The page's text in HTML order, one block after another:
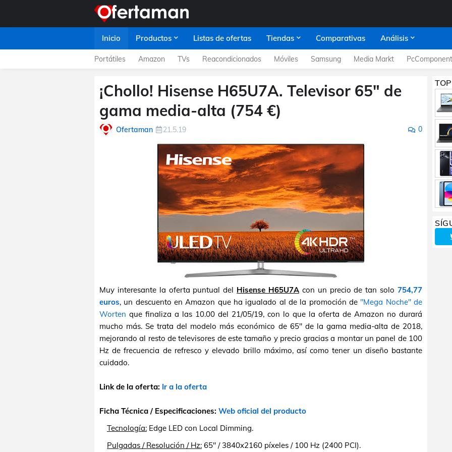
Inicio Productos Listas de ofertas Tiendas Comparativas Análisis
Portátiles Amazon TVs Reacondicionados Móviles Samsung Media Markt
¡Chollo! Hisense H65U7A. Televisor 65" de
gama media-alta (754 €)
Ofertaman 21.5.19 0
Muy interesante la oferta puntual del Hisense H65U7A con un precio de tan solo754,77
euros, un descuento en Amazon que ha igualado al de la promoción de "Mega Noche" de
Worten que finaliza a las 10.00 del 21/05/19, con lo que la oferta de Amazon no durará
mucho más. Se trata del modelo más económico de 65" de la gama media-alta de 2018,
mejorando al resto de televisores de este tamaño y precio gracias a montar un panel de 100
Hz de frecuencia de refresco y elevado brillo máximo, así como tener un diseño bastante
cuidado.
Link de la oferta: Ir a la oferta
Ficha Técnica / Especificaciones: Web oficial del producto
Tecnología: Edge LED con Local Dimming.
Pulgadas / Resolución / Hz: 65" / 3840x2160 píxeles / 100 Hz (2400 PCI).